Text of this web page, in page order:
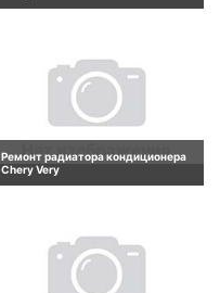
Ремонт радиатора кондиционера
Chery Very